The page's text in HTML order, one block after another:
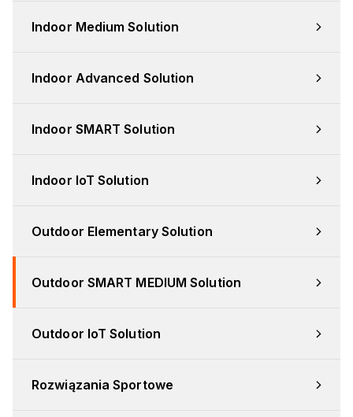
Indoor Medium Solution
Indoor Advanced Solution
Indoor SMART Solution
Indoor IoT Solution
Outdoor Elementary Solution
Outdoor SMART MEDIUM Solution
Outdoor IoT Solution
Rozwiązania Sportowe